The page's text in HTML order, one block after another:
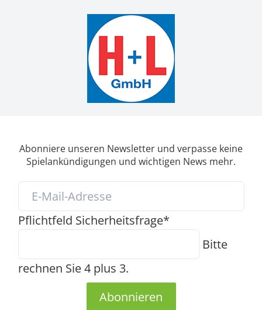
Abonniere unseren Newsletter und verpasse keine
Spielankündigungen und wichtigen News mehr.
Pflichtfeld Sicherheitsfrage*
Bitte
rechnen Sie 4 plus 3.
Abonnieren